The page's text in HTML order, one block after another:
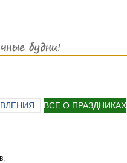
ВСЕ О ПРАЗДНИКАХ